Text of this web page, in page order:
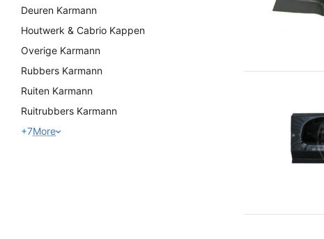
Deuren Karmann
Houtwerk & Cabrio Kappen
Overige Karmann
Rubbers Karmann
Ruiten Karmann
Ruitrubbers Karmann
+7More